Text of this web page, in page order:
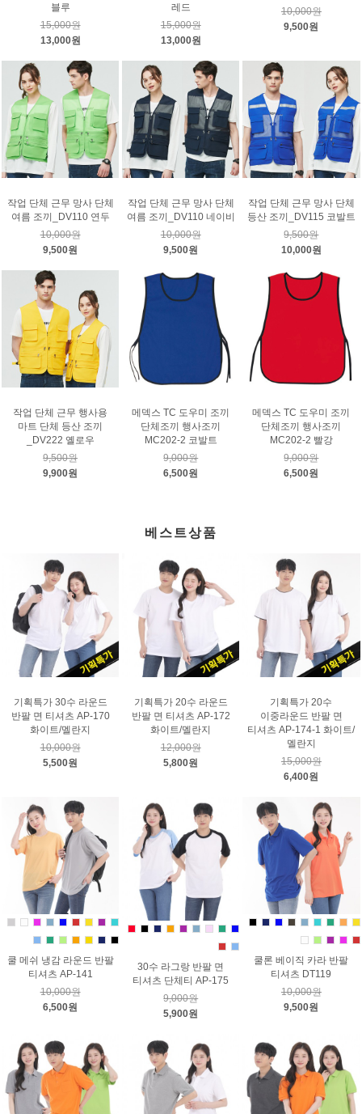
블루
15,000원
13,000원
레드
15,000원
13,000원
10,000원
9,500원
작업 단체 근무 망사 단체
여름 조끼_DV110 연두
10,000원
9,500원
작업 단체 근무 망사 단체
여름 조끼_DV110 네이비
10,000원
9,500원
작업 단체 근무 망사 단체
등산 조끼_DV115 코발트
9,500원
10,000원
작업 단체 근무 행사용
마트 단체 등산 조끼
_DV222 옐로우
9,500원
9,900원
메덱스 TC 도우미 조끼
단체조끼 행사조끼
MC202-2 코발트
9,000원
6,500원
메덱스 TC 도우미 조끼
단체조끼 행사조끼
MC202-2 빨강
9,000원
6,500원
베스트상품
기획특가 30수 라운드
반팔 면 티셔츠 AP-170
화이트/멜란지
10,000원
5,500원
기획특가 20수 라운드
반팔 면 티셔츠 AP-172
화이트/멜란지
12,000원
5,800원
기획특가 20수
이중라운드 반팔 면
티셔츠 AP-174-1 화이트/
멜란지
15,000원
6,400원
쿨 메쉬 냉감 라운드 반팔
티셔츠 AP-141
10,000원
6,500원
30수 라그랑 반팔 면
티셔츠 단체티 AP-175
9,000원
5,900원
쿨론 베이직 카라 반팔
티셔츠 DT119
10,000원
9,500원